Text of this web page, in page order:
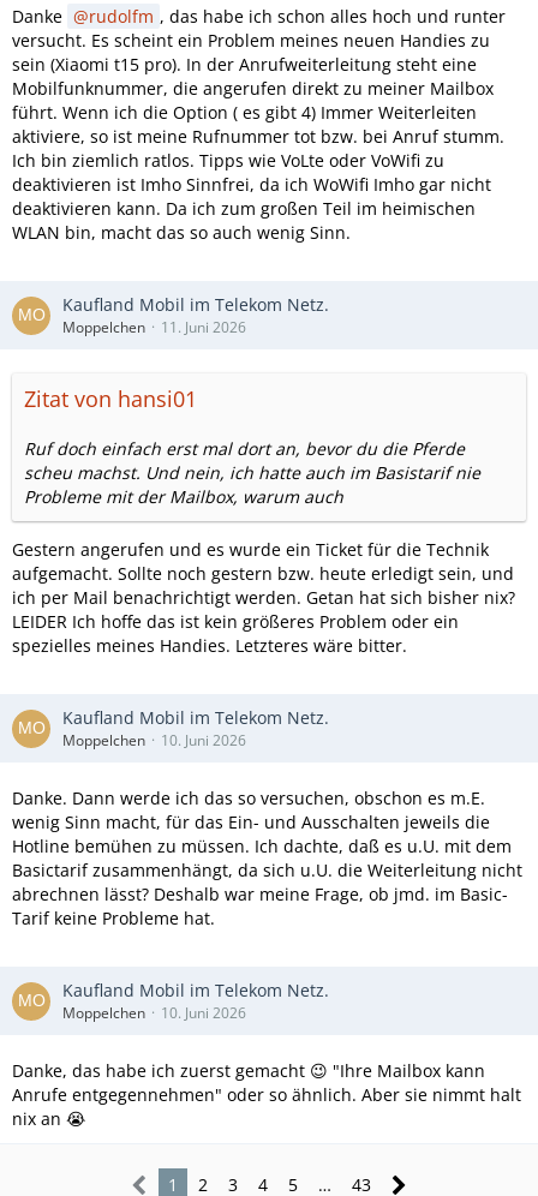
Danke rudolfm , das habe ich schon alles hoch und runter
versucht. Es scheint ein Problem meines neuen Handies zu
sein (Xiaomi t15 pro). In der Anrufweiterleitung steht eine
Mobilfunknummer, die angerufen direkt zu meiner Mailbox
führt. Wenn ich die Option ( es gibt 4) Immer Weiterleiten
aktiviere, so ist meine Rufnummer tot bzw. bei Anruf stumm.
Ich bin ziemlich ratlos. Tipps wie VoLte oder VoWifi zu
deaktivieren ist Imho Sinnfrei, da ich WoWifi Imho gar nicht
deaktivieren kann. Da ich zum großen Teil im heimischen
WLAN bin, macht das so auch wenig Sinn.
Kaufland Mobil im Telekom Netz.
Moppelchen 11. Juni 2026
Zitat von hansi01
Ruf doch einfach erst mal dort an, bevor du die Pferde
scheu machst. Und nein, ich hatte auch im Basistarif nie
Probleme mit der Mailbox, warum auch
Gestern angerufen und es wurde ein Ticket für die Technik
aufgemacht. Sollte noch gestern bzw. heute erledigt sein, und
ich per Mail benachrichtigt werden. Getan hat sich bisher nix?
LEIDER Ich hoffe das ist kein größeres Problem oder ein
spezielles meines Handies. Letzteres wäre bitter.
Kaufland Mobil im Telekom Netz.
Moppelchen 10. Juni 2026
Danke. Dann werde ich das so versuchen, obschon es m.E.
wenig Sinn macht, für das Ein- und Ausschalten jeweils die
Hotline bemühen zu müssen. Ich dachte, daß es u.U. mit dem
Basictarif zusammenhängt, da sich u.U. die Weiterleitung nicht
abrechnen lässt? Deshalb war meine Frage, ob jmd. im Basic-
Tarif keine Probleme hat.
Kaufland Mobil im Telekom Netz.
Moppelchen 10. Juni 2026
Danke, das habe ich zuerst gemacht 😉 "Ihre Mailbox kann
Anrufe entgegennehmen" oder so ähnlich. Aber sie nimmt halt
nix an 😭
1 2 3 4 5 … 43